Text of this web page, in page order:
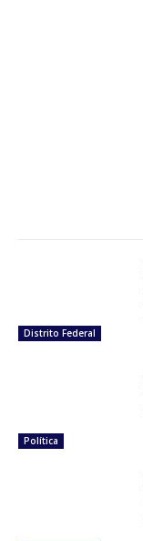
Distrito Federal
Política